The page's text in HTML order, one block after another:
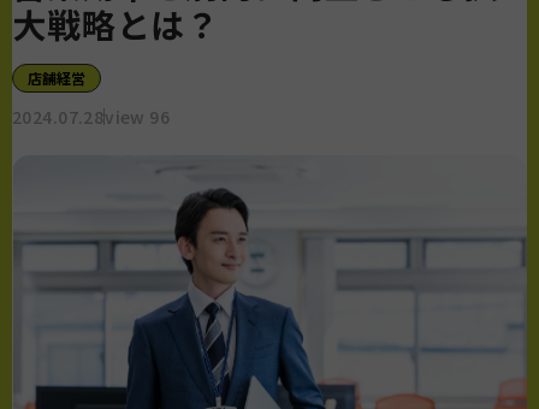
大戦略とは？
店舗経営
2024.07.28view 96